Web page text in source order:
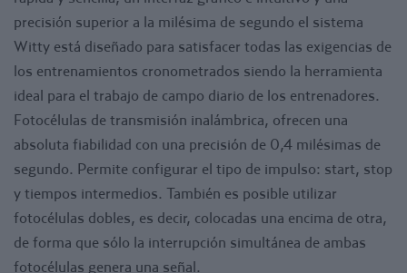
- 4 Trípodes telescópicos.
- 1 Cargador de baterías (permite cargar las dos
fotocélulas y el cronómetro a la vez).
- 2 Cables usb para Witty y accesorios.
- 1 mochila Witty con protector para el transporte
(contiene todoslos componentes del Kit, inclusive los
accesorios).
- 1 APP Promove, 1 año de licencia para Kit.
PROMOVEAPP
Con la nueva aplicación para smartphone ProMoveApp
puedes gestionar todos tiempos desde tu móvil o tableta.
precisión superior a la milésima de segundo el sistema
Witty está diseñado para satisfacer todas las exigencias de
los entrenamientos cronometrados siendo la herramienta
ideal para el trabajo de campo diario de los entrenadores.
Fotocélulas de transmisión inalámbrica, ofrecen una
absoluta fiabilidad con una precisión de 0,4 milésimas de
segundo. Permite configurar el tipo de impulso: start, stop
y tiempos intermedios. También es posible utilizar
fotocélulas dobles, es decir, colocadas una encima de otra,
de forma que sólo la interrupción simultánea de ambas
fotocélulas genera una señal.